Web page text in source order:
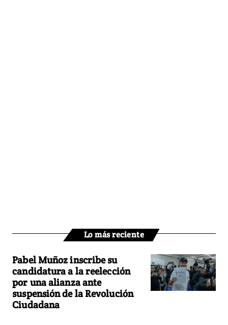
Lo más reciente
Pabel Muñoz inscribe su
candidatura a la reelección
por una alianza ante
suspensión de la Revolución
Ciudadana